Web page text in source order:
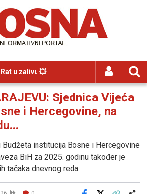
Rat u zalivu 💥
Sjednica Vijeća
i Hercegovine, na
Budžeta institucija Bosne i Hercegovine
BiH za 2025. godinu također je
tačaka dnevnog reda.